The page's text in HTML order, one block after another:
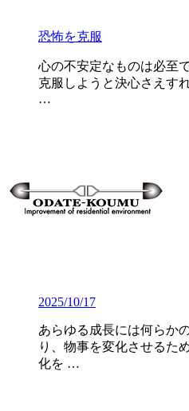
恐怖を克服
心の不安定なものは必至
克服しようと決心さえす
…
2025/10/17
あらゆる成長には何らか
り、物事を変化させるた
化を …